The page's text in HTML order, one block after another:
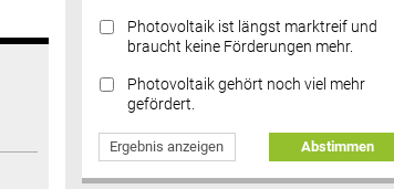
Photovoltaik ist längst marktreif und
braucht keine Förderungen mehr.
Photovoltaik gehört noch viel mehr
gefördert.
Ergebnis anzeigen Abstimmen